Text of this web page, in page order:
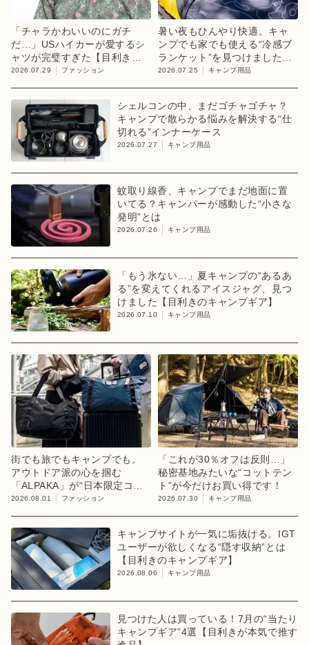
「チャラかわいいのにガチ
だ…」USハイカーが愛するシ
ャツが完璧すぎた【目利きの
キャンプギア】
2026.07.29 ファッション
暑い夜もひんやり快適。キャ
ンプでも家でも使える“冷感ブ
ランケット”を見つけました
【目利きのキャンプギア】
2026.07.25 キャンプ用品
シェルコンの中、まだゴチャゴチャ？
キャンプで散らかる悩みを解決する“仕
切れる”インナーケース
2026.07.27 キャンプ用品
蚊取り線香、キャンプでまだ地面に置
いてる？キャンパーが感動した“小さな
発明”とは
2026.07.26 キャンプ用品
「もう氷ない…」夏キャンプの“あるあ
る”を変えてくれるアイスジャグ、見つ
けました【目利きのキャンプギア】
2026.07.10 キャンプ用品
街でも旅でもキャンプでも。
アウトドア派の心を掴む
「ALPAKA」が“日本限定コレ
クション”第3弾を発売
2026.08.01 ファッション
「これが30％オフは反則…」
秘密基地みたいな“コットテン
ト”が今だけお買い得です！
2026.07.30 キャンプ用品
キャンプサイトが一気に垢抜ける。IGT
ユーザーが欲しくなる“隠す収納”とは
【目利きのキャンプギア】
2026.08.06 キャンプ用品
見つけた人は買っている！7月の“当たり
キャンプギア”4選【目利きが本気で推す